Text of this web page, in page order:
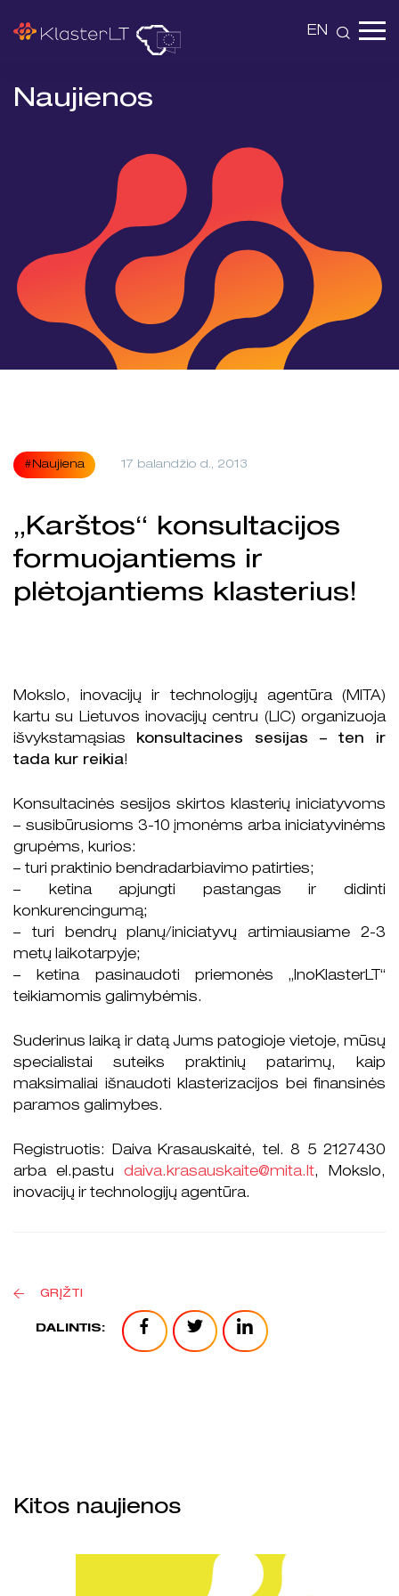
EN
Naujienos
#Naujiena 17 balandžio d., 2013
„Karštos“ konsultacijos
formuojantiems ir
plėtojantiems klasterius!
Mokslo, inovacijų ir technologijų agentūra (MITA)
kartu su Lietuvos inovacijų centru (LIC) organizuoja
išvykstamąsias konsultacines sesijas – ten ir
tada kur reikia!
Konsultacinės sesijos skirtos klasterių iniciatyvoms
– susibūrusioms 3-10 įmonėms arba iniciatyvinėms
grupėms, kurios:
– turi praktinio bendradarbiavimo patirties;
– ketina apjungti pastangas ir didinti
konkurencingumą;
– turi bendrų planų/iniciatyvų artimiausiame 2-3
metų laikotarpyje;
– ketina pasinaudoti priemonės „InoKlasterLT“
teikiamomis galimybėmis.
Suderinus laiką ir datą Jums patogioje vietoje, mūsų
specialistai suteiks praktinių patarimų, kaip
maksimaliai išnaudoti klasterizacijos bei finansinės
paramos galimybes.
Registruotis: Daiva Krasauskaitė, tel. 8 5 2127430
arba el.pastu daiva.krasauskaite@mita.lt, Mokslo,
inovacijų ir technologijų agentūra.
GRĮŽTI
DALINTIS:
Kitos naujienos